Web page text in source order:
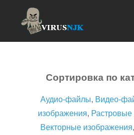
Сортировка по
Аудио-файлы, Видео-
изображения,
Векторные изображения,